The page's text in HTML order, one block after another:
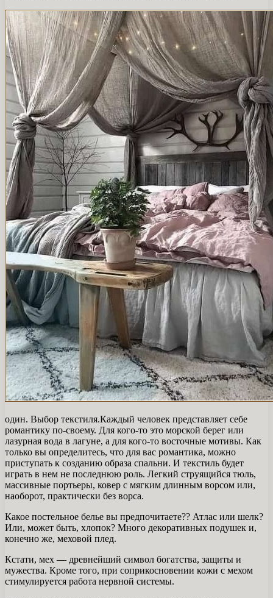
один. Выбор текстиля.Каждый человек представляет себе
романтику по-своему. Для кого-то это морской берег или
лазурная вода в лагуне, а для кого-то восточные мотивы. Как
только вы определитесь, что для вас романтика, можно
приступать к созданию образа спальни. И текстиль будет
играть в нем не последнюю роль. Легкий струящийся тюль,
массивные портьеры, ковер с мягким длинным ворсом или,
наоборот, практически без ворса.
Какое постельное белье вы предпочитаете?? Атлас или шелк?
Или, может быть, хлопок? Много декоративных подушек и,
конечно же, меховой плед.
Кстати, мех — древнейший символ богатства, защиты и
мужества. Кроме того, при соприкосновении кожи с мехом
стимулируется работа нервной системы.